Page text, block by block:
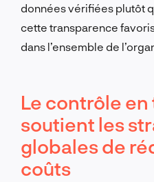
données vérifiées plutôt
cette transparence
dans l’ensemble de
Le contrôle
soutient les
globales de
coûts